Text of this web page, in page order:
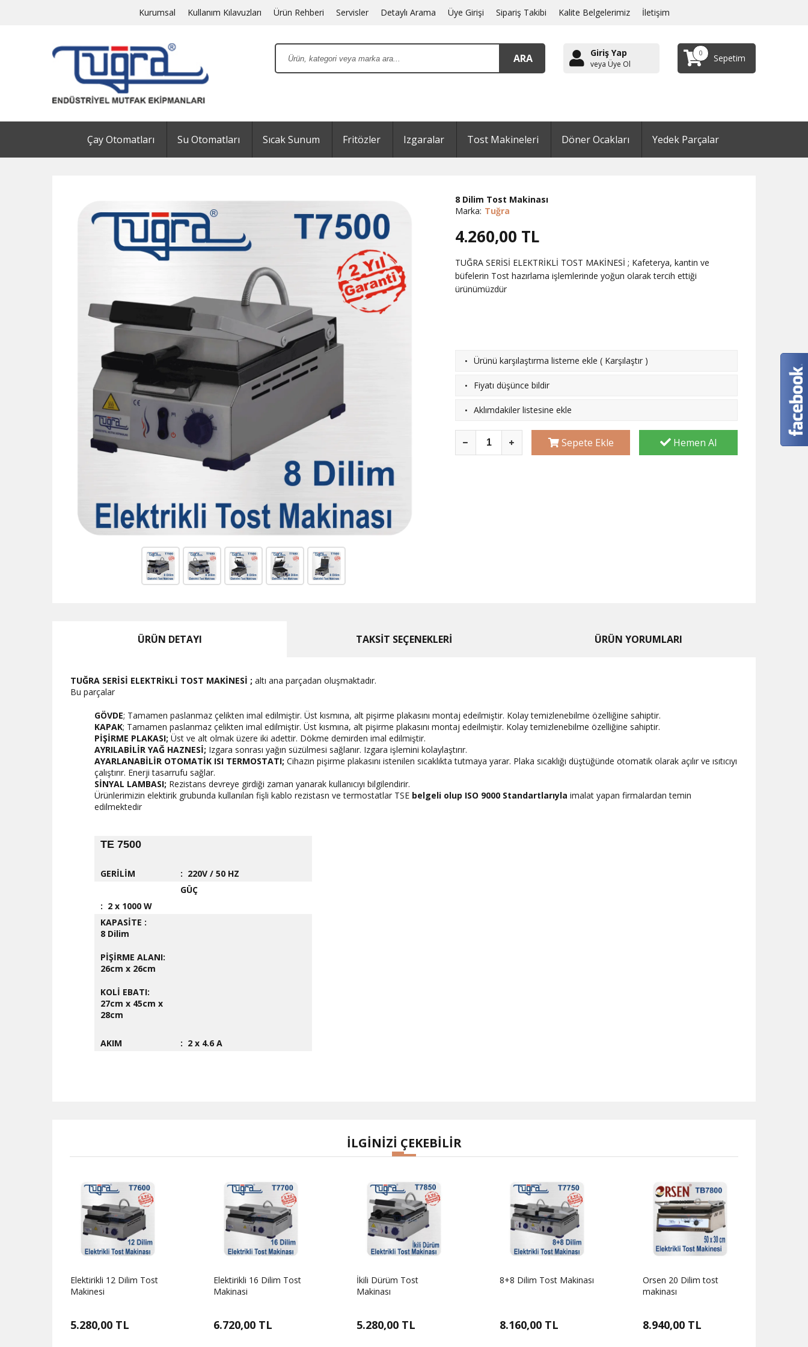
Kurumsal Kullanım Kılavuzları Ürün Rehberi Servisler Detaylı Arama Üye Girişi Sipariş Takibi Kalite Belgelerimiz İletişim
Giriş Yap
veya Üye Ol
0 Sepetim
Çay Otomatları Su Otomatları Sıcak Sunum Fritözler Izgaralar Tost Makineleri Döner Ocakları Yedek Parçalar
8 Dilim Tost Makinası
Marka: Tuğra
4.260,00 TL
TUĞRA SERİSİ ELEKTRİKLİ TOST MAKİNESİ ; Kafeterya, kantin ve
büfelerin Tost hazırlama işlemlerinde yoğun olarak tercih ettiği
ürünümüzdür
· Ürünü karşılaştırma listeme ekle ( Karşılaştır )
· Fiyatı düşünce bildir
· Aklımdakiler listesine ekle
Sepete Ekle Hemen Al
ÜRÜN DETAYI TAKSİT SEÇENEKLERİ ÜRÜN YORUMLARI
TUĞRA SERİSİ ELEKTRİKLİ TOST MAKİNESİ ; altı ana parçadan oluşmaktadır.
Bu parçalar
GÖVDE; Tamamen paslanmaz çelikten imal edilmiştir. Üst kısmına, alt pişirme plakasını montaj edeilmiştir. Kolay temizlenebilme özelliğine sahiptir.
KAPAK; Tamamen paslanmaz çelikten imal edilmiştir. Üst kısmına, alt pişirme plakasını montaj edeilmiştir. Kolay temizlenebilme özelliğine sahiptir.
PİŞİRME PLAKASI; Üst ve alt olmak üzere iki adettir. Dökme demirden imal edilmiştir.
AYRILABİLİR YAĞ HAZNESİ; Izgara sonrası yağın süzülmesi sağlanır. Izgara işlemini kolaylaştırır.
AYARLANABİLİR OTOMATİK ISI TERMOSTATI; Cihazın pişirme plakasını istenilen sıcaklıkta tutmaya yarar. Plaka sıcaklığı düştüğünde otomatik olarak açılır ve ısıtıcıyı
çalıştırır. Enerji tasarrufu sağlar.
SİNYAL LAMBASI; Rezistans devreye girdiği zaman yanarak kullanıcıyı bilgilendirir.
Ürünlerimizin elektirik grubunda kullanılan fişli kablo rezistasn ve termostatlar TSE belgeli olup ISO 9000 Standartlarıyla imalat yapan firmalardan temin
edilmektedir
TE 7500
GERİLİM
: 220V / 50 HZ
GÜÇ
: 2 x 1000 W
KAPASİTE :
8 Dilim
PİŞİRME ALANI:
26cm x 26cm
KOLİ EBATI:
27cm x 45cm x
28cm
AKIM : 2 x 4.6 A
İLGİNİZİ ÇEKEBİLİR
Elektirikli 16 Dilim Tost
Makinasi
6.720,00 TL
İkili Dürüm Tost
Makinası
5.280,00 TL
8+8 Dilim Tost Makinası
8.160,00 TL
Orsen 20 Dilim tost
8.940,00 TL
Orsen 16 Dilim Tost
Makinası
6.350,00 TL